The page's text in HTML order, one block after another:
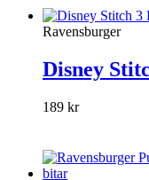
Ravensburger
Disney
189 kr